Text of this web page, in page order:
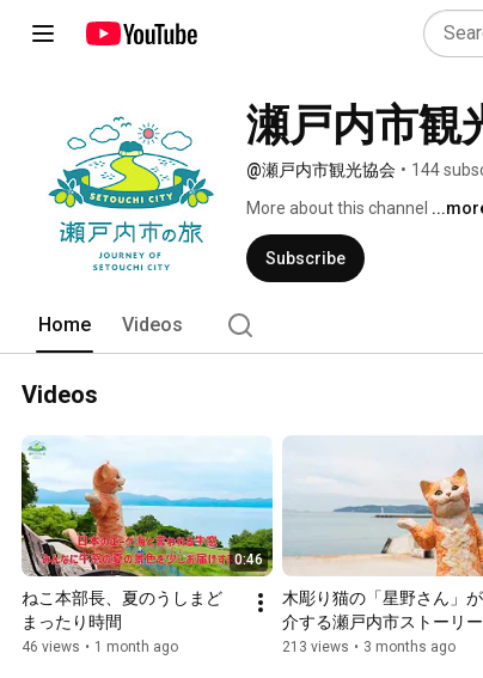
瀬戸内市観
@瀬戸内市観光協会 • 144
More about this channel
Subscribe
Home Videos
Videos
0:46
ねこ本部長、夏のうしまど
まったり時間
46 views • 1 month ago
木彫り猫の「星野さん」
介する瀬戸内市ストーリ
プロローグ
213 views • 3 months ago